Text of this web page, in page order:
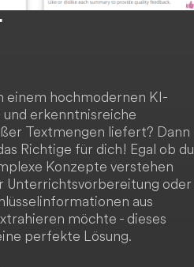
einem hochmodernen KI-
erkenntnisreiche
Textmengen liefert? Dann
Richtige für dich! Egal ob du
Konzepte verstehen
Unterrichtsvorbereitung oder
aus
möchte - dieses
perfekte Lösung.